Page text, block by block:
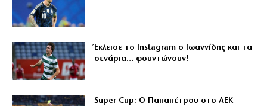
Έκλεισε το Instagram ο Ιωαννίδης και τα
σενάρια… φουντώνουν!
Super Cup: Ο Παπαπέτρου στο ΑΕΚ-